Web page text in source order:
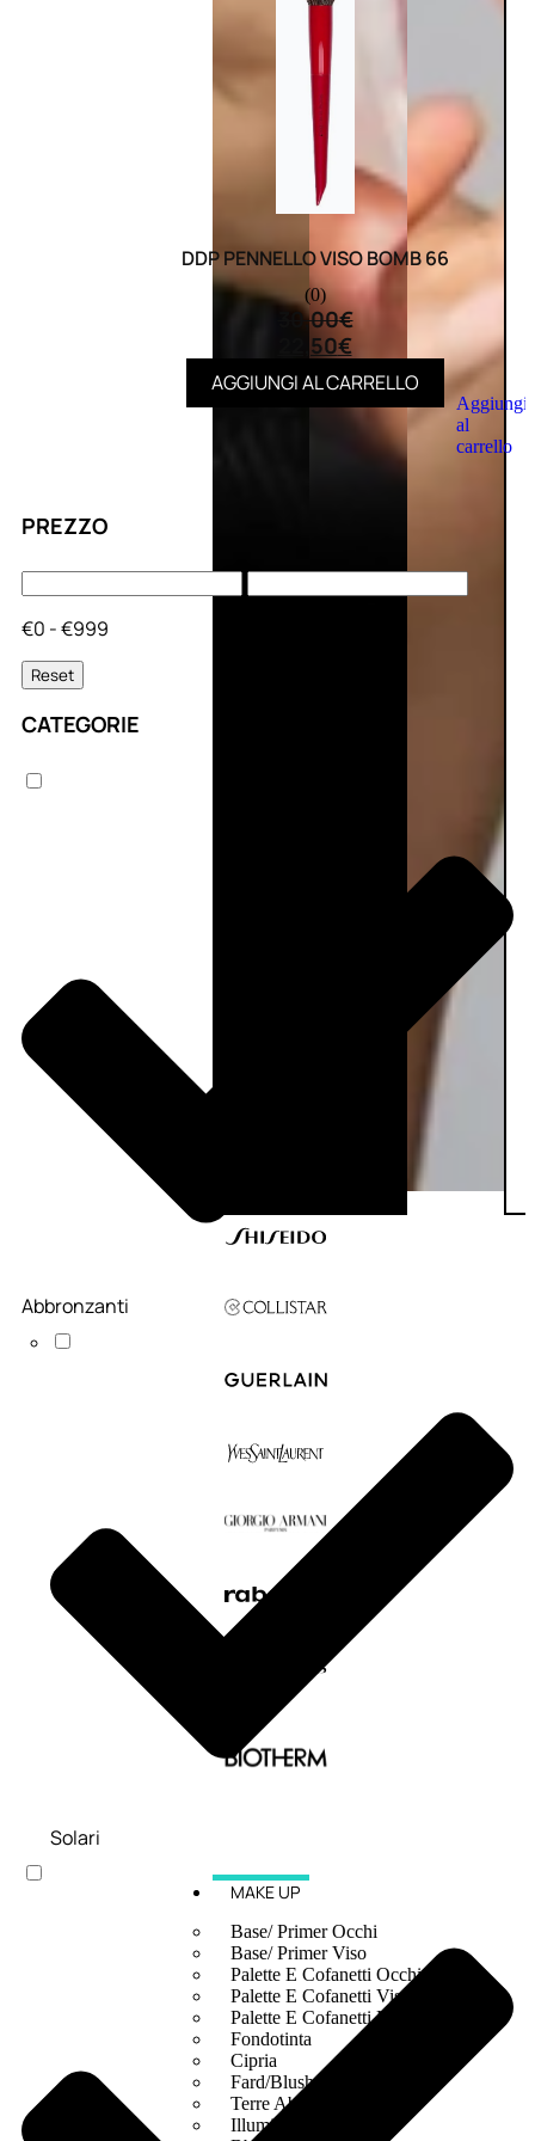
Aggiungi
al
carrello
MAKE UP
Base/ Primer Occhi
Base/ Primer Viso
Palette E Cofanetti Occhi
Palette E Cofanetti Viso
Palette E Cofanetti Labbra
Fondotinta
Cipria
Fard/Blush
Terre Abbronzanti
Illuminante Viso
PREZZO
€0 - €999
Reset
CATEGORIE
Abbronzanti
Solari
DDP PENNELLO VISO BOMB 66
(0)
30,00€
22,50€
AGGIUNGI AL CARRELLO